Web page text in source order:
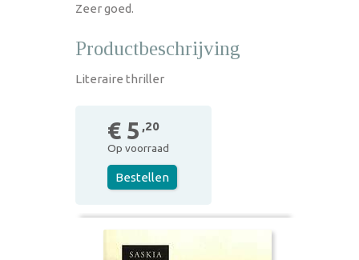
Zeer goed.
Productbeschrijving
Literaire thriller
€ 5 ,20
Op voorraad
Bestellen